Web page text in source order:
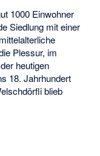
1000 Einwohner
Siedlung mit einer
Plessur, im
heutigen
18. Jahrhundert
blieb